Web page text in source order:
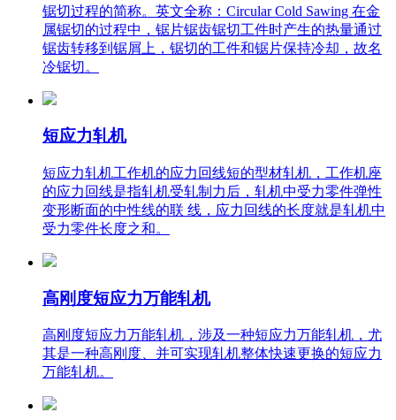
锯切过程的简称。英文全称：Circular Cold Sawing 在金
属锯切的过程中，锯片锯齿锯切工件时产生的热量通过
锯齿转移到锯屑上，锯切的工件和锯片保持冷却，故名
冷锯切。
短应力轧机
短应力轧机工作机的应力回线短的型材轧机，工作机座
的应力回线是指轧机受轧制力后，轧机中受力零件弹性
变形断面的中性线的联 线，应力回线的长度就是轧机中
受力零件长度之和。
高刚度短应力万能轧机
高刚度短应力万能轧机，涉及一种短应力万能轧机，尤
其是一种高刚度、并可实现轧机整体快速更换的短应力
万能轧机。